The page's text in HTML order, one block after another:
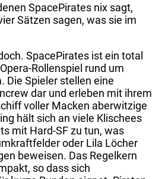
SpacePirates nix sagt,
Sätzen sagen, was sie im
SpacePirates ist ein total
Rollenspiel rund um
Die Spieler stellen eine
dar und erleben mit ihrem
voller Macken aberwitzige
hält sich an viele Klischees
mit Hard-SF zu tun, was
oder Lila Löcher
beweisen. Das Regelkern
so dass sich